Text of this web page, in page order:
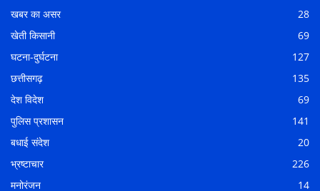
खबर का असर
28
खेती किसानी
69
घटना-दुर्घटना
127
छत्तीसगढ़
135
देश विदेश
69
पुलिस प्रशासन
141
बधाई संदेश
20
भ्रष्टाचार
226
मनोरंजन
14